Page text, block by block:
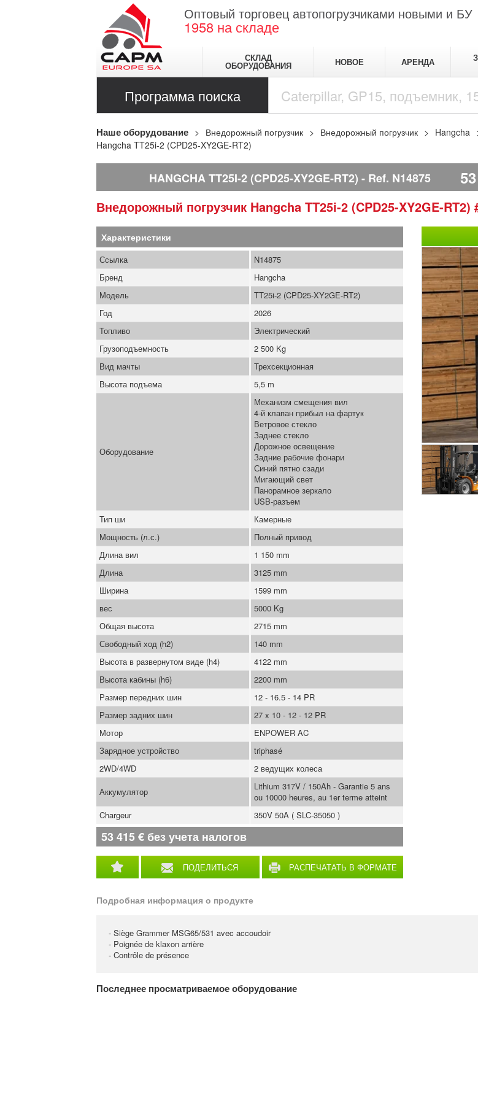
Оптовый торговец автопогрузчиками новыми и БУ
1958 на складе
СКЛАД
ОБОРУДОВАНИЯ НОВОЕ АРЕНДА
Программа поиска
Наше оборудование Внедорожный погрузчик Внедорожный погрузчик Hangcha
Hangcha TT25i-2 (CPD25-XY2GE-RT2)
HANGCHA TT25I-2 (CPD25-XY2GE-RT2) Ref. N14875
Внедорожный погрузчик Hangcha TT25i-2 (CPD25-XY2GE-RT2)
Характеристики
ПОДЕЛИТЬСЯ
РАСПЕЧАТАТЬ В ФОРМАТЕ
Ссылка
N14875
Бренд
Hangcha
Модель
TT25i-2 (CPD25-XY2GE-RT2)
Год
2026
Топливо
Электрический
Грузоподъемность
2 500 Kg
Вид мачты
Трехсекционная
Высота подъема
5,5 m
Оборудование
Механизм смещения вил
4-й клапан прибыл на фартук
Ветровое стекло
Заднее стекло
Дорожное освещение
Задние рабочие фонари
Синий пятно сзади
Мигающий свет
Панорамное зеркало
USB-разъем
Тип ши
Камерные
Мощность (л.с.)
Полный привод
Длина вил
1 150 mm
Длина
3125 mm
Ширина
1599 mm
вес
5000 Kg
Общая высота
2715 mm
Свободный ход (h2)
140 mm
Высота в развернутом виде (h4)
4122 mm
Высота кабины (h6)
2200 mm
Размер передних шин
12 - 16.5 - 14 PR
Размер задних шин
27 x 10 - 12 - 12 PR
Мотор
ENPOWER AC
Зарядное устройство
triphasé
2WD/4WD
2 ведущих колеса
Аккумулятор
Lithium 317V / 150Ah - Garantie 5 ans
ou 10000 heures, au 1er terme atteint
Chargeur
350V 50A ( SLC-35050 )
53 415€ без учета налогов
Подробная информация о продукте
- Siège Grammer MSG65/531 avec accoudoir
- Poignée de klaxon arrière
- Contrôle de présence
Последнее просматриваемое оборудование